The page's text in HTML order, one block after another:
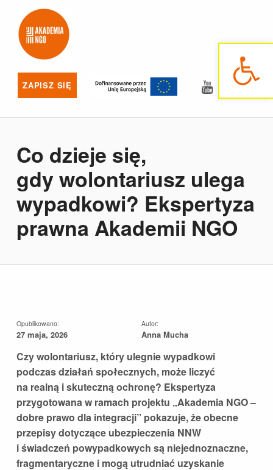
Otwórz pasek narzędzi
ZAPISZ SIĘ
YouTube
Co dzieje się,
gdy wolontariusz ulega
wypadkowi? Ekspertyza
prawna Akademii NGO
Opublikowano:
27 maja, 2026
Autor:
Anna Mucha
Czy wolontariusz, który ulegnie wypadkowi
podczas działań społecznych, może liczyć
na realną i skuteczną ochronę? Ekspertyza
przygotowana w ramach projektu „Akademia NGO –
dobre prawo dla integracji” pokazuje, że obecne
przepisy dotyczące ubezpieczenia NNW
i świadczeń powypadkowych są niejednoznaczne,
fragmentaryczne i mogą utrudniać uzyskanie